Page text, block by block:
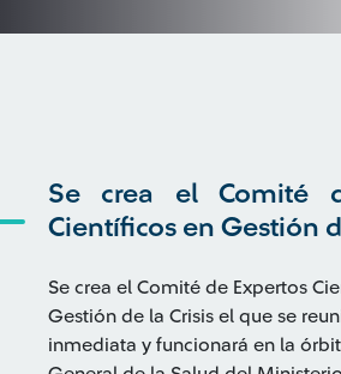
Se crea el Comité
Científicos en Gestión
Se crea el Comité de Expertos
Gestión de la Crisis el que se
inmediata y funcionará en la